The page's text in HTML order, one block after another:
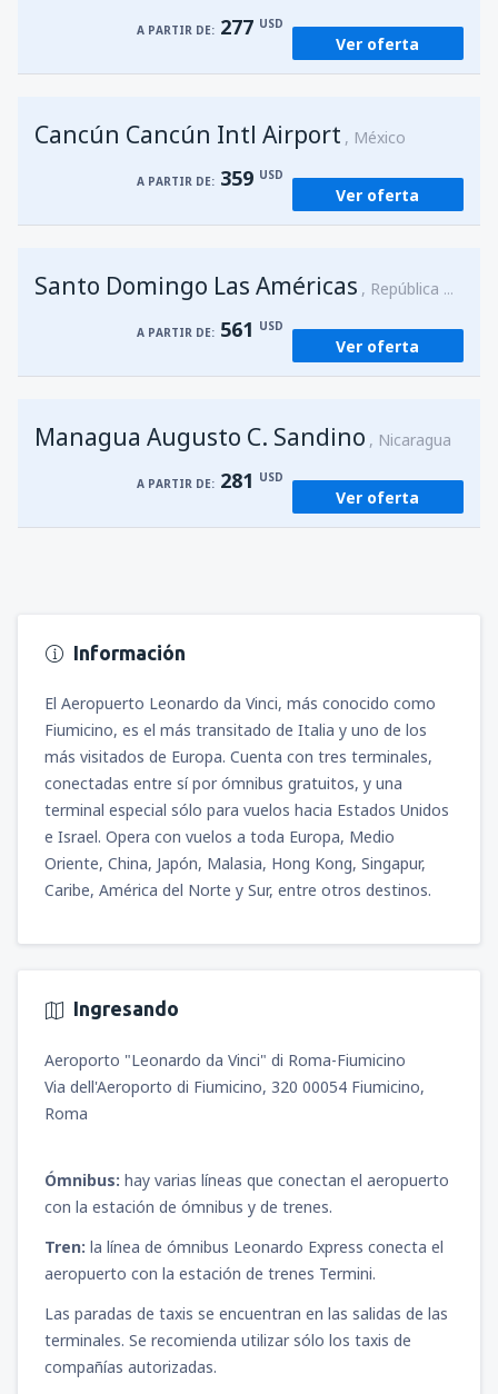
A PARTIR DE: 277 USD
Ver oferta
Cancún Cancún Intl Airport México
A PARTIR DE: 359 USD
Ver oferta
Santo Domingo Las Américas República Dominicana
A PARTIR DE: 561 USD
Ver oferta
Managua Augusto C. Sandino Nicaragua
A PARTIR DE: 281 USD
Ver oferta
Información
El Aeropuerto Leonardo da Vinci, más conocido como
Fiumicino, es el más transitado de Italia y uno de los
más visitados de Europa. Cuenta con tres terminales,
conectadas entre sí por ómnibus gratuitos, y una
terminal especial sólo para vuelos hacia Estados Unidos
e Israel. Opera con vuelos a toda Europa, Medio
Oriente, China, Japón, Malasia, Hong Kong, Singapur,
Caribe, América del Norte y Sur, entre otros destinos.
Ingresando
Aeroporto "Leonardo da Vinci" di Roma-Fiumicino
Via dell'Aeroporto di Fiumicino, 320 00054 Fiumicino,
Roma
Ómnibus: hay varias líneas que conectan el aeropuerto
con la estación de ómnibus y de trenes.
Tren: la línea de ómnibus Leonardo Express conecta el
aeropuerto con la estación de trenes Termini.
Las paradas de taxis se encuentran en las salidas de las
terminales. Se recomienda utilizar sólo los taxis de
compañías autorizadas.